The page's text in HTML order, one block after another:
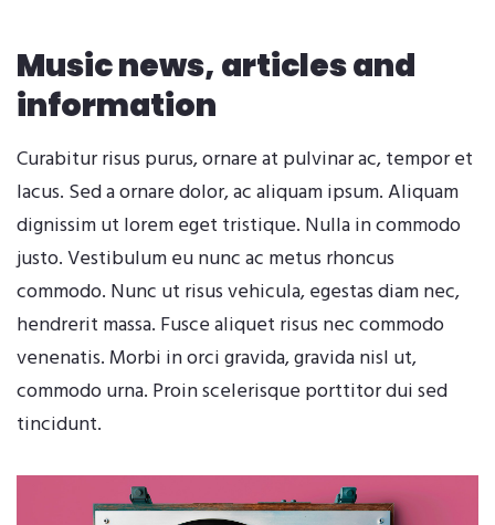
Music news, articles and
information
Curabitur risus purus, ornare at pulvinar ac, tempor et
lacus. Sed a ornare dolor, ac aliquam ipsum. Aliquam
dignissim ut lorem eget tristique. Nulla in commodo
justo. Vestibulum eu nunc ac metus rhoncus
commodo. Nunc ut risus vehicula, egestas diam nec,
hendrerit massa. Fusce aliquet risus nec commodo
venenatis. Morbi in orci gravida, gravida nisl ut,
commodo urna. Proin scelerisque porttitor dui sed
tincidunt.